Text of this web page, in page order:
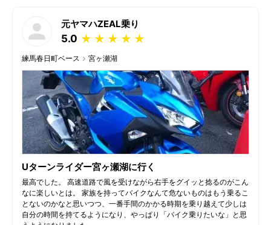
元ヤマハZEAL乗り
5.0 ★
★
★
★
★
練馬春日町ベース 宮ヶ瀬湖
Uターンライダー宮ヶ瀬湖に行く
最高でした。 高速道路で風を受けながら右手をグイッと捻るのがこん
なに楽しいとは。 家族を持ってバイクなんて危ないものはもう乗るこ
とないのかなと思いつつ、一番手間のかかる時期を乗り越えて少しは
自分の時間を持てるようになり、やっぱり「バイク乗りたいな」と思